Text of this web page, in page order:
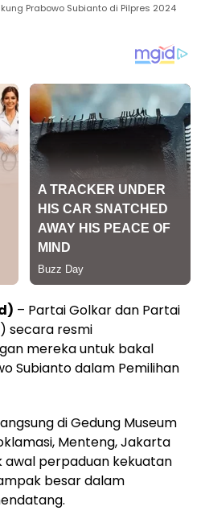
Prabowo Subianto di Pilpres 2024
– Partai Golkar dan Partai
secara resmi
mereka untuk bakal
Subianto dalam Pemilihan
di Gedung Museum
Menteng, Jakarta
awal perpaduan kekuatan
besar dalam